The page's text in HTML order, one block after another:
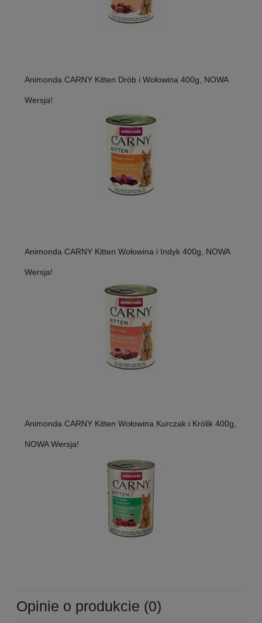
Animonda CARNY Kitten Drób i Wołowina 400g, NOWA
Wersja!
Animonda CARNY Kitten Wołowina i Indyk 400g, NOWA
Wersja!
Animonda CARNY Kitten Wołowina Kurczak i Królik 400g,
NOWA Wersja!
Opinie o produkcie (0)